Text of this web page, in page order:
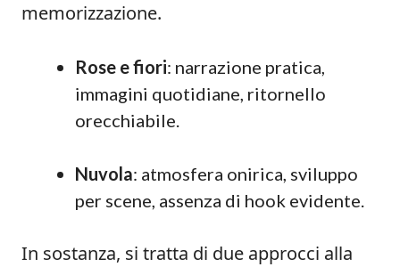
memorizzazione.
Rose e fiori: narrazione pratica,
immagini quotidiane, ritornello
orecchiabile.
Nuvola: atmosfera onirica, sviluppo
per scene, assenza di hook evidente.
In sostanza, si tratta di due approcci alla